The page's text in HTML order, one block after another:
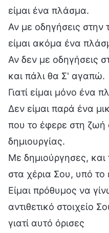
είμαι ένα πλάσμα.
Αν με οδηγήσεις στην
είμαι ακόμα ένα
Αν δεν με οδηγήσεις
και πάλι θα Σ' αγαπώ.
Γιατί είμαι μόνο ένα
Δεν είμαι παρά ένα
που το έφερε στη ζωή
δημιουργίας.
Με δημιούργησες, και
στα χέρια Σου, υπό το
Είμαι πρόθυμος να
αντιθετικό στοιχείο
γιατί αυτό όρισες